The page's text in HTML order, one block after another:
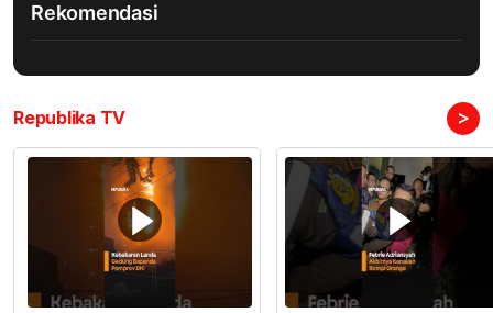
Rekomendasi
Republika TV >